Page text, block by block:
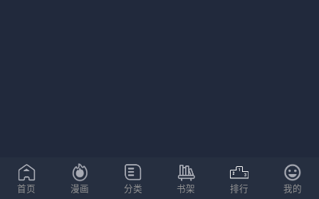
首页 漫画 分类 书架 排行 我的